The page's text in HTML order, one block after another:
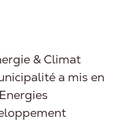
& Climat
a mis en